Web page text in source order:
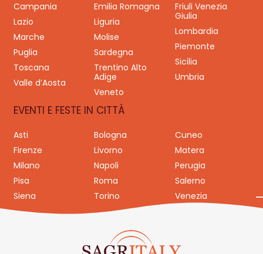
Campania
Emilia Romagna
Friuli Venezia
Giulia
Lazio
Liguria
Lombardia
Marche
Molise
Piemonte
Puglia
Sardegna
Sicilia
Toscana
Trentino Alto
Adige
Umbria
Valle d’Aosta
Veneto
EVENTI E FESTE IN CITTÀ
Asti Bologna
Cuneo
Firenze
Livorno
Matera
Milano
Napoli
Perugia
Pisa
Roma
Salerno
Siena
Torino Venezia